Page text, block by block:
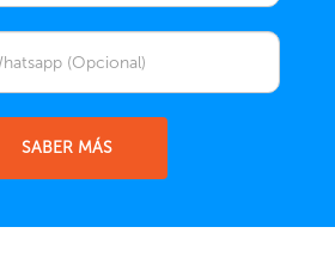
SABER MÁS